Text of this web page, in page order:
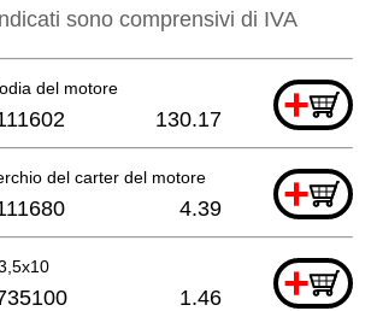
sono comprensivi di IVA
del motore +
130.17
del carter del motore +
4.39
+
1.46